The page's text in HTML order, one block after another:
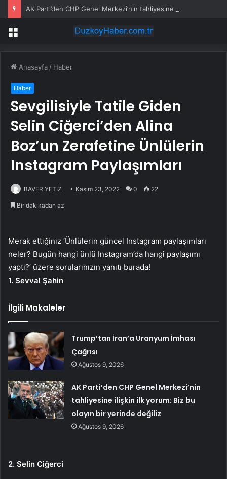
Menü
Anasayfa / Haber
Haber
Sevgilisiyle Tatile Giden
Selin Ciğerci’den Alina
Boz’un Zerafetine Ünlülerin
Instagram Paylaşımları
BAVER YETİZ Kasım 23, 2022 0 22
Bir dakikadan az
Merak ettiğiniz ‘Ünlülerin güncel Instagram paylaşımları
neler? Bugün hangi ünlü Instagram’da hangi paylaşımı
yaptı?’ üzere sorularınızın yanıtı burada!
1. Sevval Şahin
İlgili Makaleler
Trump’tan İran’a Uranyum İmhası
Çağrısı
Ağustos 9, 2026
AK Parti’den CHP Genel Merkezi’nin
tahliyesine ilişkin ilk yorum: Biz bu
olayın bir yerinde değiliz
Ağustos 9, 2026
2. Selin Ciğerci